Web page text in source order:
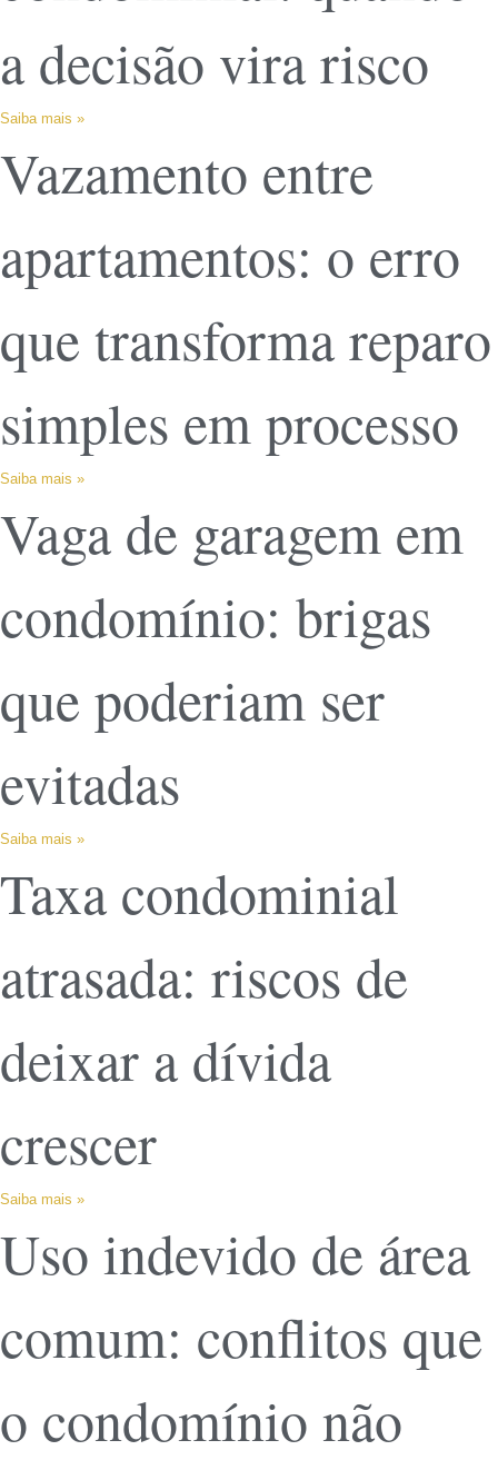
a decisão vira risco
Saiba mais »
Vazamento entre
apartamentos: o erro
que transforma reparo
simples em processo
Saiba mais »
Vaga de garagem em
condomínio: brigas
que poderiam ser
evitadas
Saiba mais »
Taxa condominial
atrasada: riscos de
deixar a dívida
crescer
Saiba mais »
Uso indevido de área
comum: conflitos que
o condomínio não